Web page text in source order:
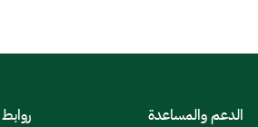
الدعم والمساعدة